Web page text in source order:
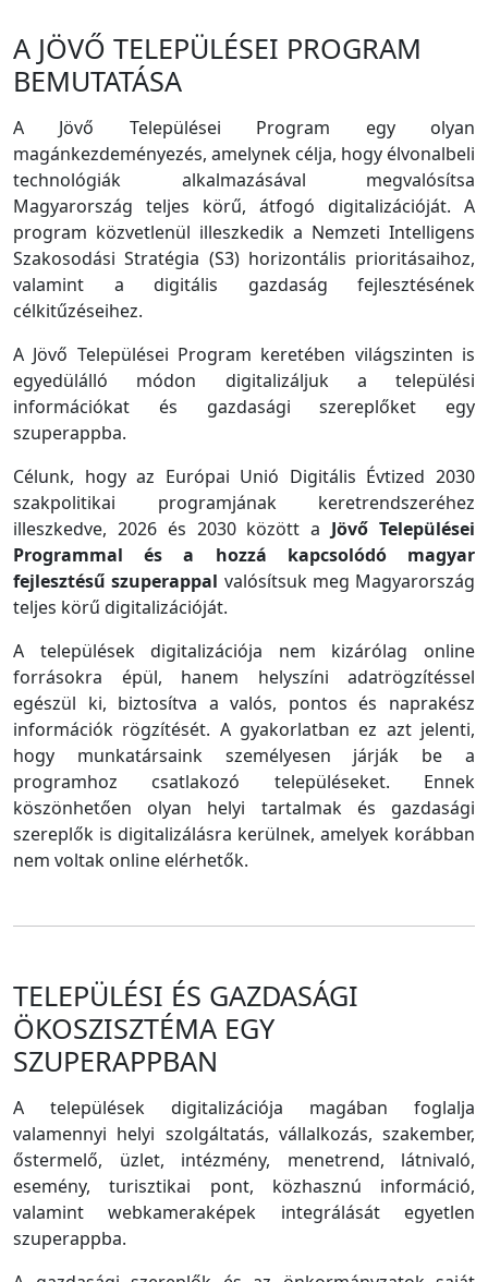
A JÖVŐ TELEPÜLÉSEI PROGRAM
BEMUTATÁSA
A Jövő Települései Program egy olyan
magánkezdeményezés, amelynek célja, hogy élvonalbeli
technológiák alkalmazásával megvalósítsa
Magyarország teljes körű, átfogó digitalizációját. A
program közvetlenül illeszkedik a Nemzeti Intelligens
Szakosodási Stratégia (S3) horizontális prioritásaihoz,
valamint a digitális gazdaság fejlesztésének
célkitűzéseihez.
A Jövő Települései Program keretében világszinten is
egyedülálló módon digitalizáljuk a települési
információkat és gazdasági szereplőket egy
szuperappba.
Célunk, hogy az Európai Unió Digitális Évtized 2030
szakpolitikai programjának keretrendszeréhez
illeszkedve, 2026 és 2030 között a Jövő Települései
Programmal és a hozzá kapcsolódó magyar
fejlesztésű szuperappal valósítsuk meg Magyarország
teljes körű digitalizációját.
A települések digitalizációja nem kizárólag online
forrásokra épül, hanem helyszíni adatrögzítéssel
egészül ki, biztosítva a valós, pontos és naprakész
információk rögzítését. A gyakorlatban ez azt jelenti,
hogy munkatársaink személyesen járják be a
programhoz csatlakozó településeket. Ennek
köszönhetően olyan helyi tartalmak és gazdasági
szereplők is digitalizálásra kerülnek, amelyek korábban
nem voltak online elérhetők.
TELEPÜLÉSI ÉS GAZDASÁGI
ÖKOSZISZTÉMA EGY
SZUPERAPPBAN
A települések digitalizációja magában foglalja
valamennyi helyi szolgáltatás, vállalkozás, szakember,
őstermelő, üzlet, intézmény, menetrend, látnivaló,
esemény, turisztikai pont, közhasznú információ,
valamint webkameraképek integrálását egyetlen
szuperappba.